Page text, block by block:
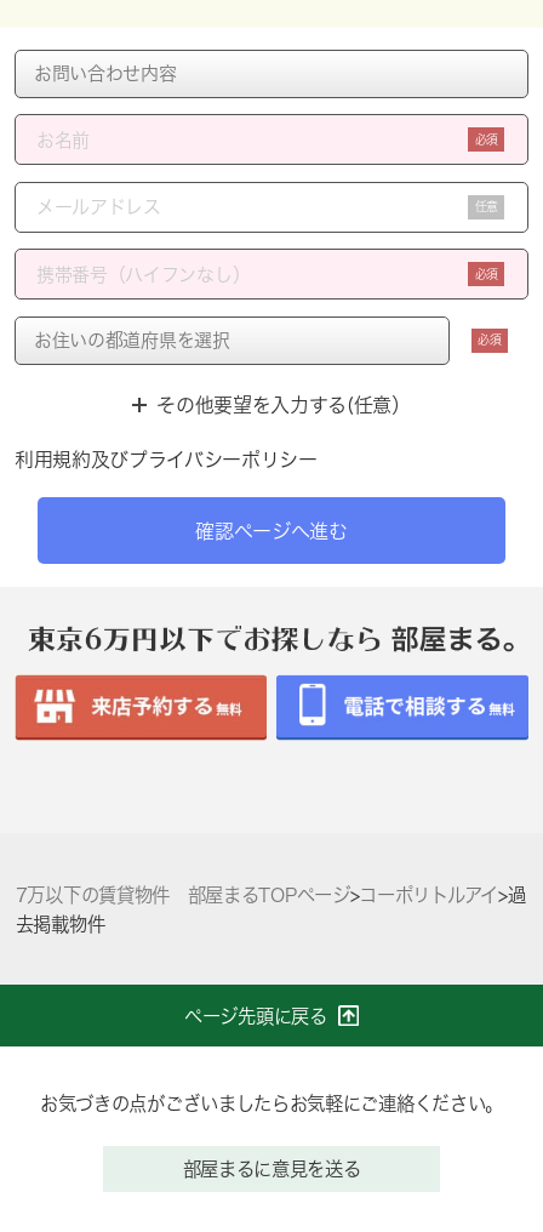
必須
任意
必須
必須
その他要望を入力する(任意）
利用規約及びプライバシーポリシー
確認ページへ進む
7万以下の賃貸物件 部屋まるTOPページ>コーポリトルアイ>過
去掲載物件
ページ先頭に戻る
お気づきの点がございましたらお気軽にご連絡ください。
部屋まるに意見を送る